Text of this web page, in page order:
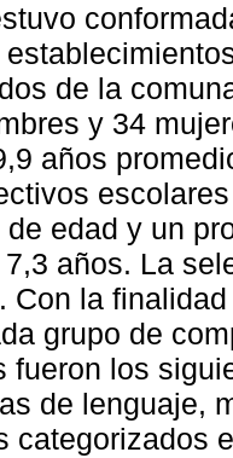
de la
y 34
años
edad y un
años. La
Con la
grupo de
fueron los
de lenguaje,
categorizados